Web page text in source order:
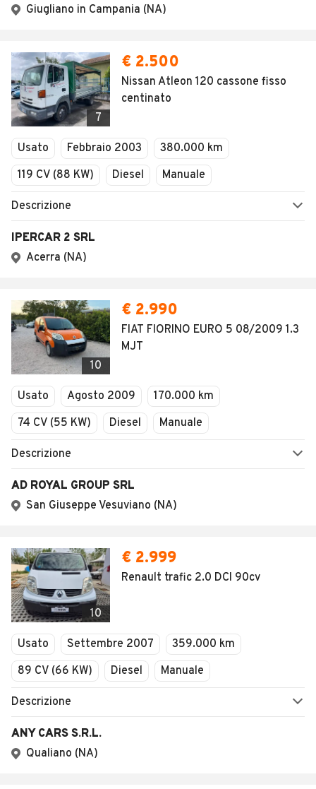
Giugliano in Campania (NA)
7
€ 2.500
Nissan Atleon 120 cassone fisso
centinato
Usato Febbraio 2003
380.000 km
119 CV (88 KW)
Diesel Manuale
Descrizione
IPERCAR 2 SRL
Acerra (NA)
10
€ 2.990
FIAT FIORINO EURO 5 08/2009 1.3
MJT
Usato Agosto 2009
170.000 km
74 CV (55 KW)
Diesel Manuale
Descrizione
AD ROYAL GROUP SRL
San Giuseppe Vesuviano (NA)
10
€ 2.999
Renault trafic 2.0 DCI 90cv
Usato Settembre 2007
359.000 km
89 CV (66 KW)
Diesel Manuale
Descrizione
ANY CARS S.R.L.
Qualiano (NA)